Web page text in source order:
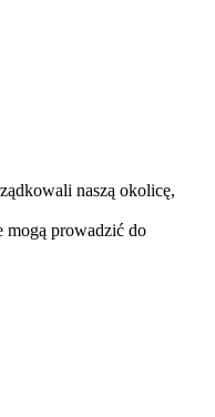
naszą okolicę,
mogą prowadzić do